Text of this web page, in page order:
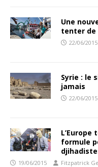
Une
tenter de
22/06/2015
Syrie : le
jamais
22/06/2015
formule
19/06/2015 Fitzpatrick